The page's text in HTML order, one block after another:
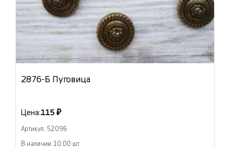
2876-Б Пуговица
Цена:115 ₽
Артикул: 52096
В наличии 10.00 шт